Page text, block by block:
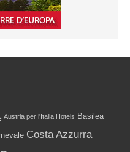
Austria per l'Italia Hotels Basilea
Costa Azzurra